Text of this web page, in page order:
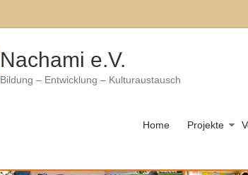
Nachami e.V.
Bildung – Entwicklung – Kulturaustausch
Home Projekte